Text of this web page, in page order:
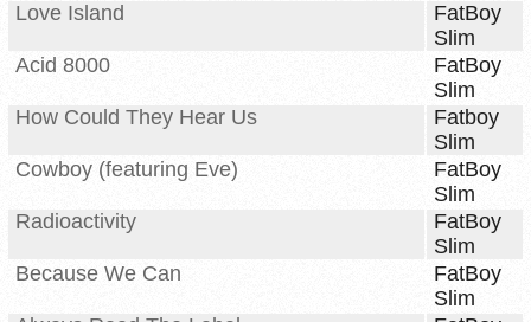
Love Island
FatBoy
Slim
Acid 8000
FatBoy
Slim
How Could They Hear Us
Fatboy
Slim
Cowboy (featuring Eve)
FatBoy
Slim
Radioactivity
FatBoy
Slim
Because We Can
FatBoy
Slim